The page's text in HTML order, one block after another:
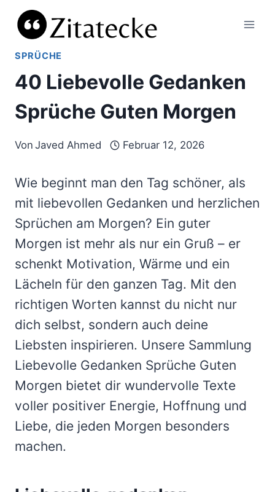
Zum
Inhalt
springen
SPRÜCHE
40 Liebevolle Gedanken
Sprüche Guten Morgen
Von Javed Ahmed Februar 12, 2026
Wie beginnt man den Tag schöner, als
mit liebevollen Gedanken und herzlichen
Sprüchen am Morgen? Ein guter
Morgen ist mehr als nur ein Gruß – er
schenkt Motivation, Wärme und ein
Lächeln für den ganzen Tag. Mit den
richtigen Worten kannst du nicht nur
dich selbst, sondern auch deine
Liebsten inspirieren. Unsere Sammlung
Liebevolle Gedanken Sprüche Guten
Morgen bietet dir wundervolle Texte
voller positiver Energie, Hoffnung und
Liebe, die jeden Morgen besonders
machen.